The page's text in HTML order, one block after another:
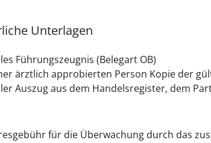
Unterlagen
Führungszeugnis (Belegart OB)
ärztlich approbierten Person Kopie der
Auszug aus dem Handelsregister, dem
für die Überwachung durch das